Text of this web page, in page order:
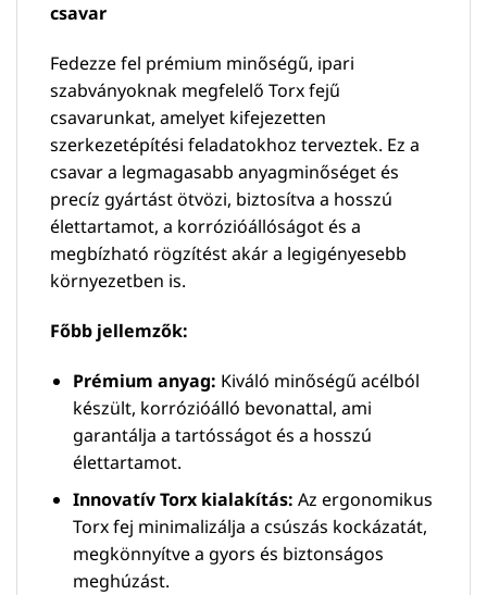
csavar
Fedezze fel prémium minőségű, ipari
szabványoknak megfelelő Torx fejű
csavarunkat, amelyet kifejezetten
szerkezetépítési feladatokhoz terveztek. Ez a
csavar a legmagasabb anyagminőséget és
precíz gyártást ötvözi, biztosítva a hosszú
élettartamot, a korrózióállóságot és a
megbízható rögzítést akár a legigényesebb
környezetben is.
Főbb jellemzők:
Prémium anyag: Kiváló minőségű acélból
készült, korrózióálló bevonattal, ami
garantálja a tartósságot és a hosszú
élettartamot.
Innovatív Torx kialakítás: Az ergonomikus
Torx fej minimalizálja a csúszás kockázatát,
megkönnyítve a gyors és biztonságos
meghúzást.